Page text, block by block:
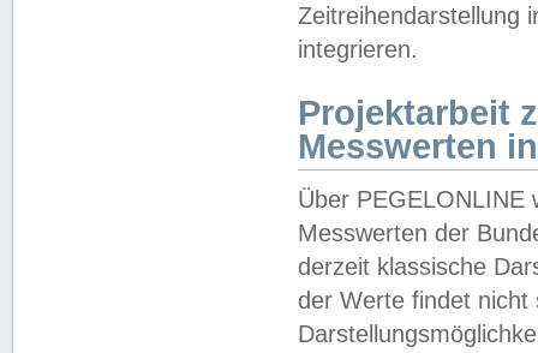
Zeitreihendarstellung
integrieren.
Projektarbeit
Messwerten
Über PEGELONLINE
Messwerten der
derzeit klassische
der Werte findet